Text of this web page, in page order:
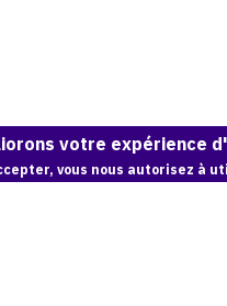
votre expérience
vous nous autorisez à